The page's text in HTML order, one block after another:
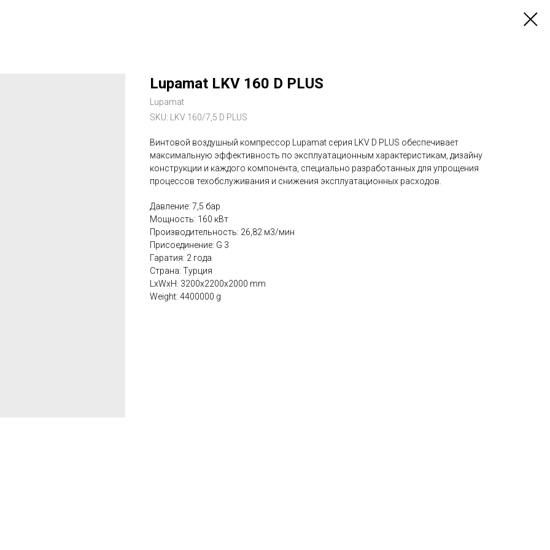
Lupamat LKV 160 D PLUS
Lupamat
SKU:
LKV 160/7,5 D PLUS
Винтовой воздушный компрессор Lupamat серия LKV D PLUS обеспечивает
максимальную эффективность по эксплуатационным характеристикам, дизайну
конструкции и каждого компонента, специально разработанных для упрощения
процессов техобслуживания и снижения эксплуатационных расходов.
Давление: 7,5 бар
Мощность: 160 кВт
Производительность: 26,82 м3/мин
Присоединение: G 3
Гаратия: 2 года
Страна: Турция
LxWxH: 3200x2200x2000 mm
Weight: 4400000 g